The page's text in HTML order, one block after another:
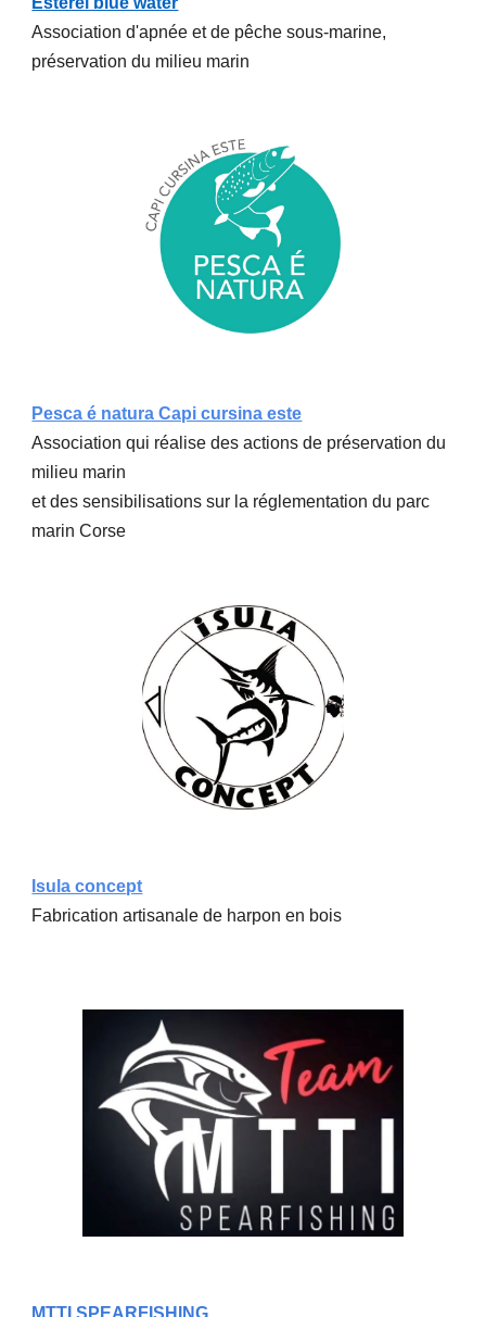
Association d'apnée et de pêche sous-marine,
préservation du milieu marin
Pesca é natura Capi cursina este
Association qui réalise des actions de préservation du
milieu marin
et des sensibilisations sur la réglementation du parc
marin Corse
Isula concept
Fabrication artisanale de harpon en bois
MTTI SPEARFISHING